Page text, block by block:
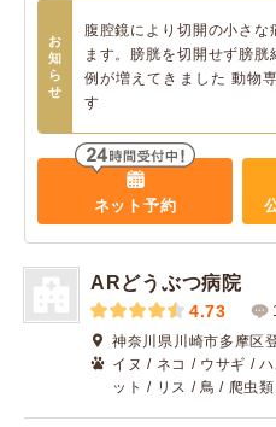
お
知
ら
せ
腹腔鏡により切開の小さな
ます。膀胱を切開せず膀
例が増えてきました 動物
す
ネット予約
ARどうぶつ病院
4.73
神奈川県川崎市多摩区
イヌ / ネコ / ウサギ /
ット / リス / 鳥 / 爬虫類